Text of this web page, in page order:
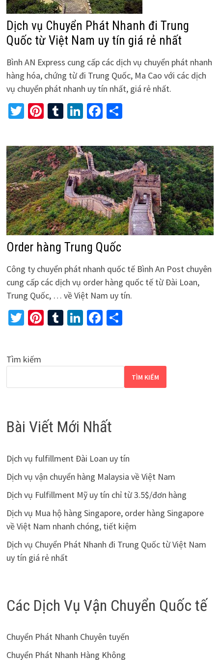
Dịch vụ Chuyển Phát Nhanh đi Trung
Quốc từ Việt Nam uy tín giá rẻ nhất
Bình AN Express cung cấp các dịch vụ chuyển phát nhanh
hàng hóa, chứng từ đi Trung Quốc, Ma Cao với các dịch
vụ chuyển phát nhanh uy tín nhất, giá rẻ nhất.
Twitter
Pinterest
Tumblr
LinkedIn
Facebook
Share
Order hàng Trung Quốc
Công ty chuyển phát nhanh quốc tế Bình An Post chuyên
cung cấp các dịch vụ order hàng quốc tế từ Đài Loan,
Trung Quốc, … về Việt Nam uy tín.
Twitter
Pinterest
Tumblr
LinkedIn
Facebook
Share
Tìm kiếm
TÌM KIẾM
Bài Viết Mới Nhất
Dịch vụ fulfillment Đài Loan uy tín
Dịch vụ vận chuyển hàng Malaysia về Việt Nam
Dịch vụ Fulfillment Mỹ uy tín chỉ từ 3.5$/đơn hàng
Dịch vụ Mua hộ hàng Singapore, order hàng Singapore
về Việt Nam nhanh chóng, tiết kiệm
Dịch vụ Chuyển Phát Nhanh đi Trung Quốc từ Việt Nam
uy tín giá rẻ nhất
Các Dịch Vụ Vận Chuyển Quốc tế
Chuyển Phát Nhanh Chuyên tuyến
Chuyển Phát Nhanh Hàng Không